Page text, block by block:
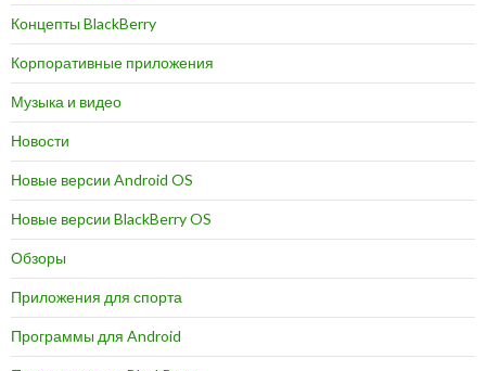
Концепты BlackBerry
Корпоративные приложения
Музыка и видео
Новости
Новые версии Android OS
Новые версии BlackBerry OS
Обзоры
Приложения для спорта
Программы для Android